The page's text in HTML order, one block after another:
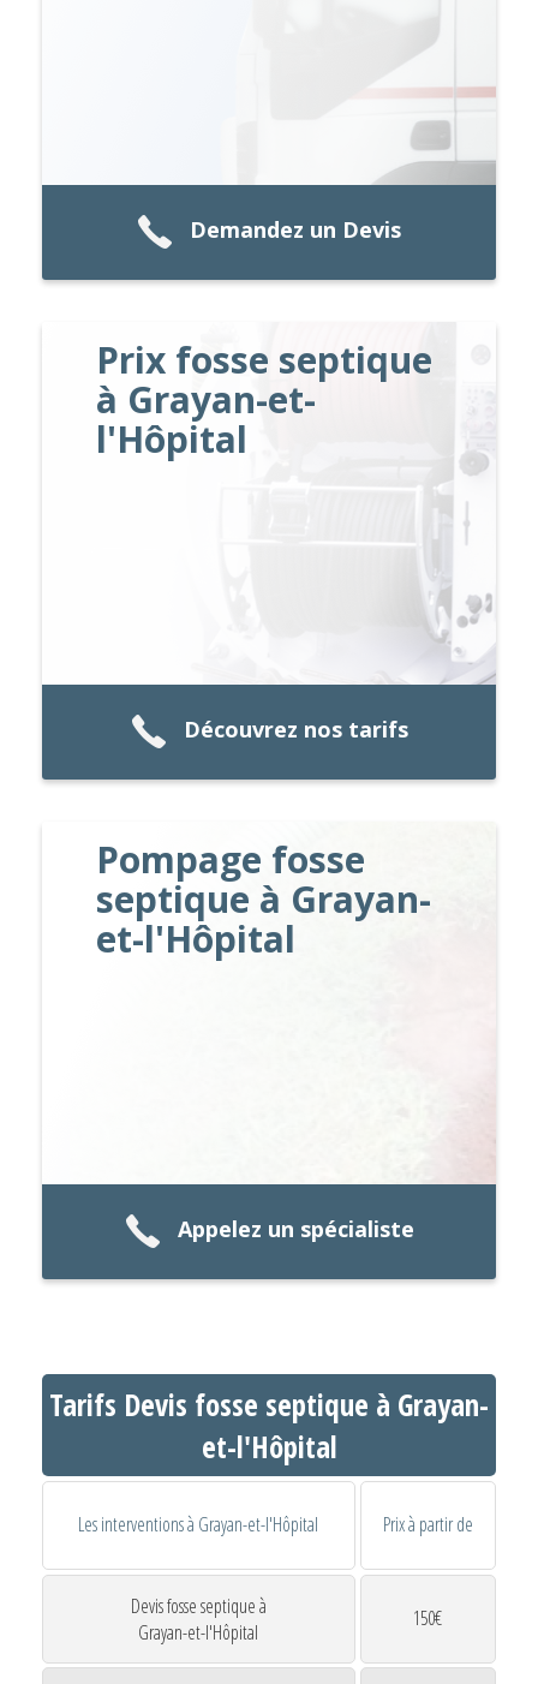
Demandez un Devis
Prix fosse septique
à Grayan-et-
l'Hôpital
Découvrez nos tarifs
Pompage fosse
septique à Grayan-
et-l'Hôpital
Appelez un spécialiste
Tarifs Devis fosse septique à Grayan-
et-l'Hôpital
Les interventions à Grayan-et-l'Hôpital Prix à partir de
Devis fosse septique à
Grayan-et-l'Hôpital
150€